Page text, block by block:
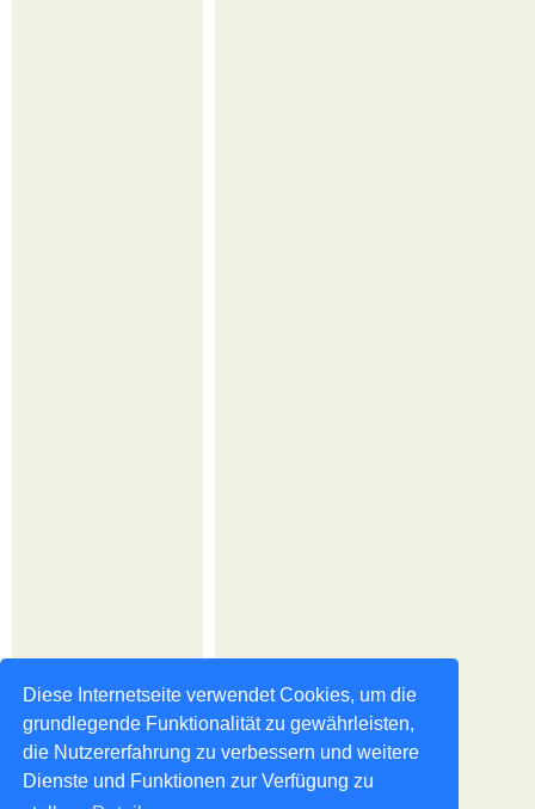
Diese Internetseite verwendet Cookies, um die
grundlegende Funktionalität zu gewährleisten,
die Nutzererfahrung zu verbessern und weitere
Dienste und Funktionen zur Verfügung zu